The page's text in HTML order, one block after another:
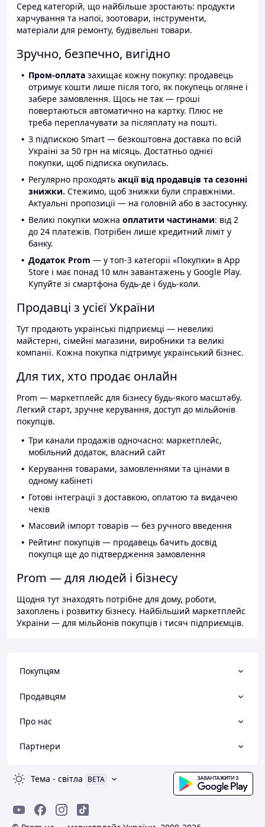
Серед категорій, що найбільше зростають: продукти
харчування та напої, зоотовари, інструменти,
матеріали для ремонту, будівельні товари.
Зручно, безпечно, вигідно
Пром-оплата захищає кожну покупку: продавець
отримує кошти лише після того, як покупець огляне і
забере замовлення. Щось не так — гроші
повертаються автоматично на картку. Плюс не
треба переплачувати за післяплату на пошті.
З підпискою Smart — безкоштовна доставка по всій
Україні за 50 грн на місяць. Достатньо однієї
покупки, щоб підписка окупилась.
Регулярно проходять акції від продавців та сезонні
знижки. Стежимо, щоб знижки були справжніми.
Актуальні пропозиції — на головній або в застосунку.
Великі покупки можна оплатити частинами: від 2
до 24 платежів. Потрібен лише кредитний ліміт у
банку.
Додаток Prom — у топ-3 категорії «Покупки» в App
Store і має понад 10 млн завантажень у Google Play.
Купуйте зі смартфона будь-де і будь-коли.
Продавці з усієї України
Тут продають українські підприємці — невеликі
майстерні, сімейні магазини, виробники та великі
компанії. Кожна покупка підтримує український бізнес.
Для тих, хто продає онлайн
Prom — маркетплейс для бізнесу будь-якого масштабу.
Легкий старт, зручне керування, доступ до мільйонів
покупців.
Три канали продажів одночасно: маркетплейс,
мобільний додаток, власний сайт
Керування товарами, замовленнями та цінами в
одному кабінеті
Готові інтеграції з доставкою, оплатою та видачею
чеків
Масовий імпорт товарів — без ручного введення
Рейтинг покупців — продавець бачить досвід
покупця ще до підтвердження замовлення
Prom — для людей і бізнесу
Щодня тут знаходять потрібне для дому, роботи,
захоплень і розвитку бізнесу. Найбільший маркетплейс
України — для мільйонів покупців і тисяч підприємців.
Покупцям
Продавцям
Про нас
Партнери
Тема - світла BETA